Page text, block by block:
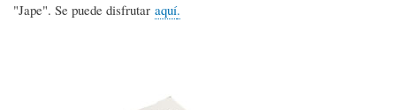
"Jape". Se puede disfrutar aquí.